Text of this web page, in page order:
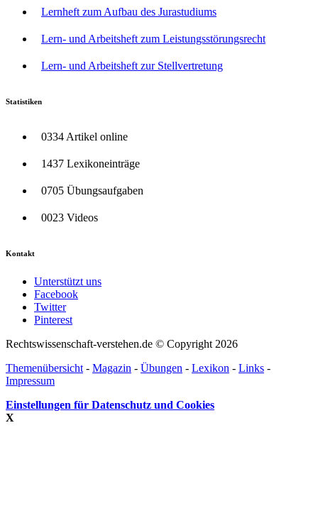
Lernheft zum Aufbau des Jurastudiums
Lern- und Arbeitsheft zum Leistungsstörungsrecht
Lern- und Arbeitsheft zur Stellvertretung
Statistiken
0334 Artikel online
1437 Lexikoneinträge
0705 Übungsaufgaben
0023 Videos
Kontakt
Unterstützt uns
Facebook
Twitter
Pinterest
Rechtswissenschaft-verstehen.de © Copyright 2026
Themenübersicht - Magazin - Übungen - Lexikon - Links -
Impressum
Einstellungen für Datenschutz und Cookies
X